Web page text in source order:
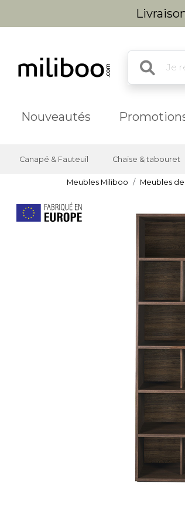
Nouveautés
Canapé & Fauteuil Chaise & tabouret
Meubles Miliboo Meubles